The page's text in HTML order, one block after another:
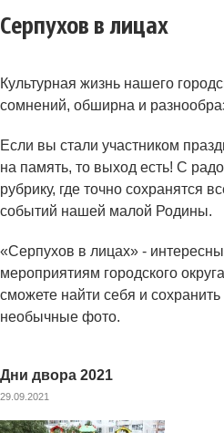
Серпухов в лицах
Культурная жизнь нашего
сомнений, обширна и
Если вы стали участником
на память, то выход есть! С
рубрику, где точно сохранятся
событий нашей малой Родины.
«Серпухов в лицах» -
мероприятиям городского
сможете найти себя и
необычные фото.
Дни двора 2021
29.09.2021